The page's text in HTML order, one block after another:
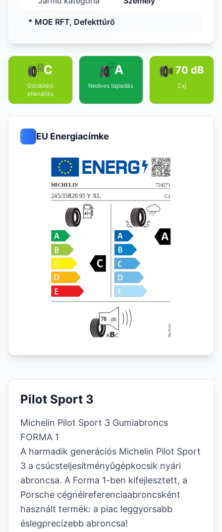
* MOE RFT, Defekttűrő
C
Gördülési
ellenállás
A
Nedves tapadás
70 dB
Zaj
EU Energiacímke
Pilot Sport 3
Michelin Pilot Sport 3 Gumiabroncs
FORMA 1
A harmadik generációs Michelin Pilot Sport
3 a csúcsteljesítményûgépkocsik nyári
abroncsa. A Forma 1-ben kifejlesztett, a
Porsche cégnélreferenciaabroncsként
használt termék: a piac leggyorsabb
éslegprecízebb abroncsa!